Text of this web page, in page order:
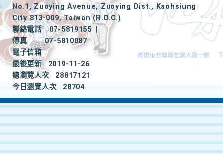
No.1, Zuoying Avenue, Zuoying Dist., Kaohsiung
City 813-009, Taiwan (R.O.C.)
聯絡電話
07-5819155
|
傳真
07-5810087
電子信箱
最後更新
2019-11-26
總瀏覽人次
28817121
今日瀏覽人次
28704